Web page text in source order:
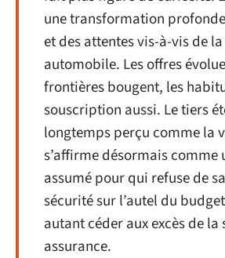
une transformation
et des attentes vis-à-vis de
automobile. Les offres
frontières bougent, les
souscription aussi. Le tiers
longtemps perçu comme la
s’affirme désormais comme
assumé pour qui refuse de
sécurité sur l’autel du
autant céder aux excès de la
assurance.